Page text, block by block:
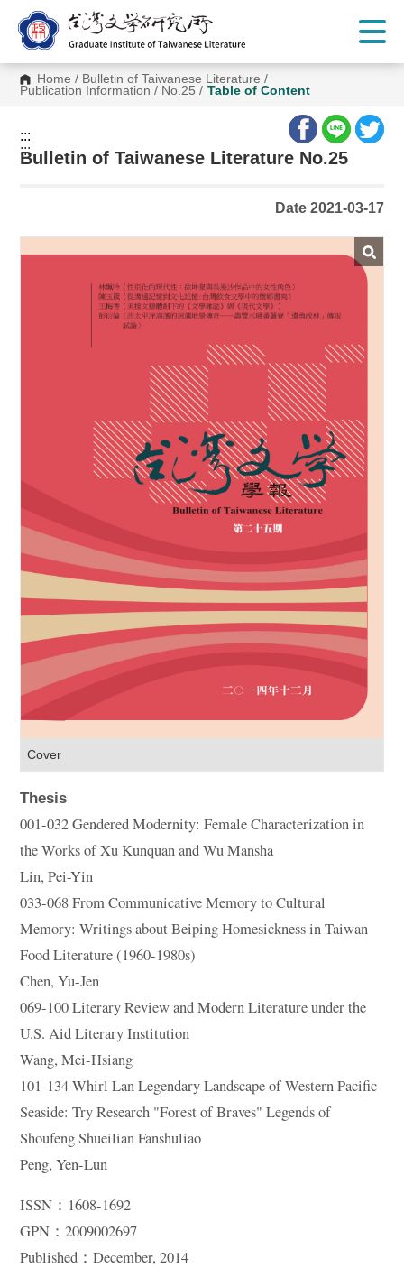
C
Home / Bulletin of Taiwanese Literature /
Publication Information / No.25 / Table of Content
:::
:::
Bulletin of Taiwanese Literature No.25
Date 2021-03-17
Cover
Thesis
001-032 Gendered Modernity: Female Characterization in
the Works of Xu Kunquan and Wu Mansha
Lin, Pei-Yin
033-068 From Communicative Memory to Cultural
Memory: Writings about Beiping Homesickness in Taiwan
Food Literature (1960-1980s)
Chen, Yu-Jen
069-100 Literary Review and Modern Literature under the
U.S. Aid Literary Institution
Wang, Mei-Hsiang
101-134 Whirl Lan Legendary Landscape of Western Pacific
Seaside: Try Research "Forest of Braves" Legends of
Shoufeng Shueilian Fanshuliao
Peng, Yen-Lun
ISSN：1608-1692
GPN：2009002697
Published：December, 2014